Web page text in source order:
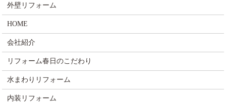
外壁リフォーム
HOME
会社紹介
リフォーム春日のこだわり
水まわりリフォーム
内装リフォーム